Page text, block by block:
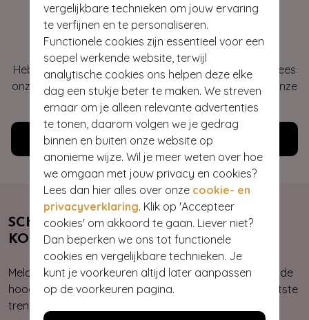
vergelijkbare technieken om jouw ervaring
te verfijnen en te personaliseren.
Functionele cookies zijn essentieel voor een
soepel werkende website, terwijl
analytische cookies ons helpen deze elke
dag een stukje beter te maken. We streven
ernaar om je alleen relevante advertenties
te tonen, daarom volgen we je gedrag
binnen en buiten onze website op
anonieme wijze. Wil je meer weten over hoe
we omgaan met jouw privacy en cookies?
Lees dan hier alles over onze cookie- en
privacyverklaring. Klik op 'Accepteer
cookies' om akkoord te gaan. Liever niet?
Dan beperken we ons tot functionele
cookies en vergelijkbare technieken. Je
kunt je voorkeuren altijd later aanpassen
op de voorkeuren pagina.
Hey gorgeous
Heb je vragen of heb je hulp nodig bij je bestelling? Lees
onze veelgestelde vragen of neem contact op met onze
klantenservice. Wij helpen je graag!
Klantenservice
SCHRIJF JE NU IN & ONTVANG 10%
KORTING
Meld je aan voor onze nieuwsbrief. Zo ben je altijd op de
hoogte van onze nieuwste & exclusieve collecties, laatste
trends, kortingsacties en giveaways.